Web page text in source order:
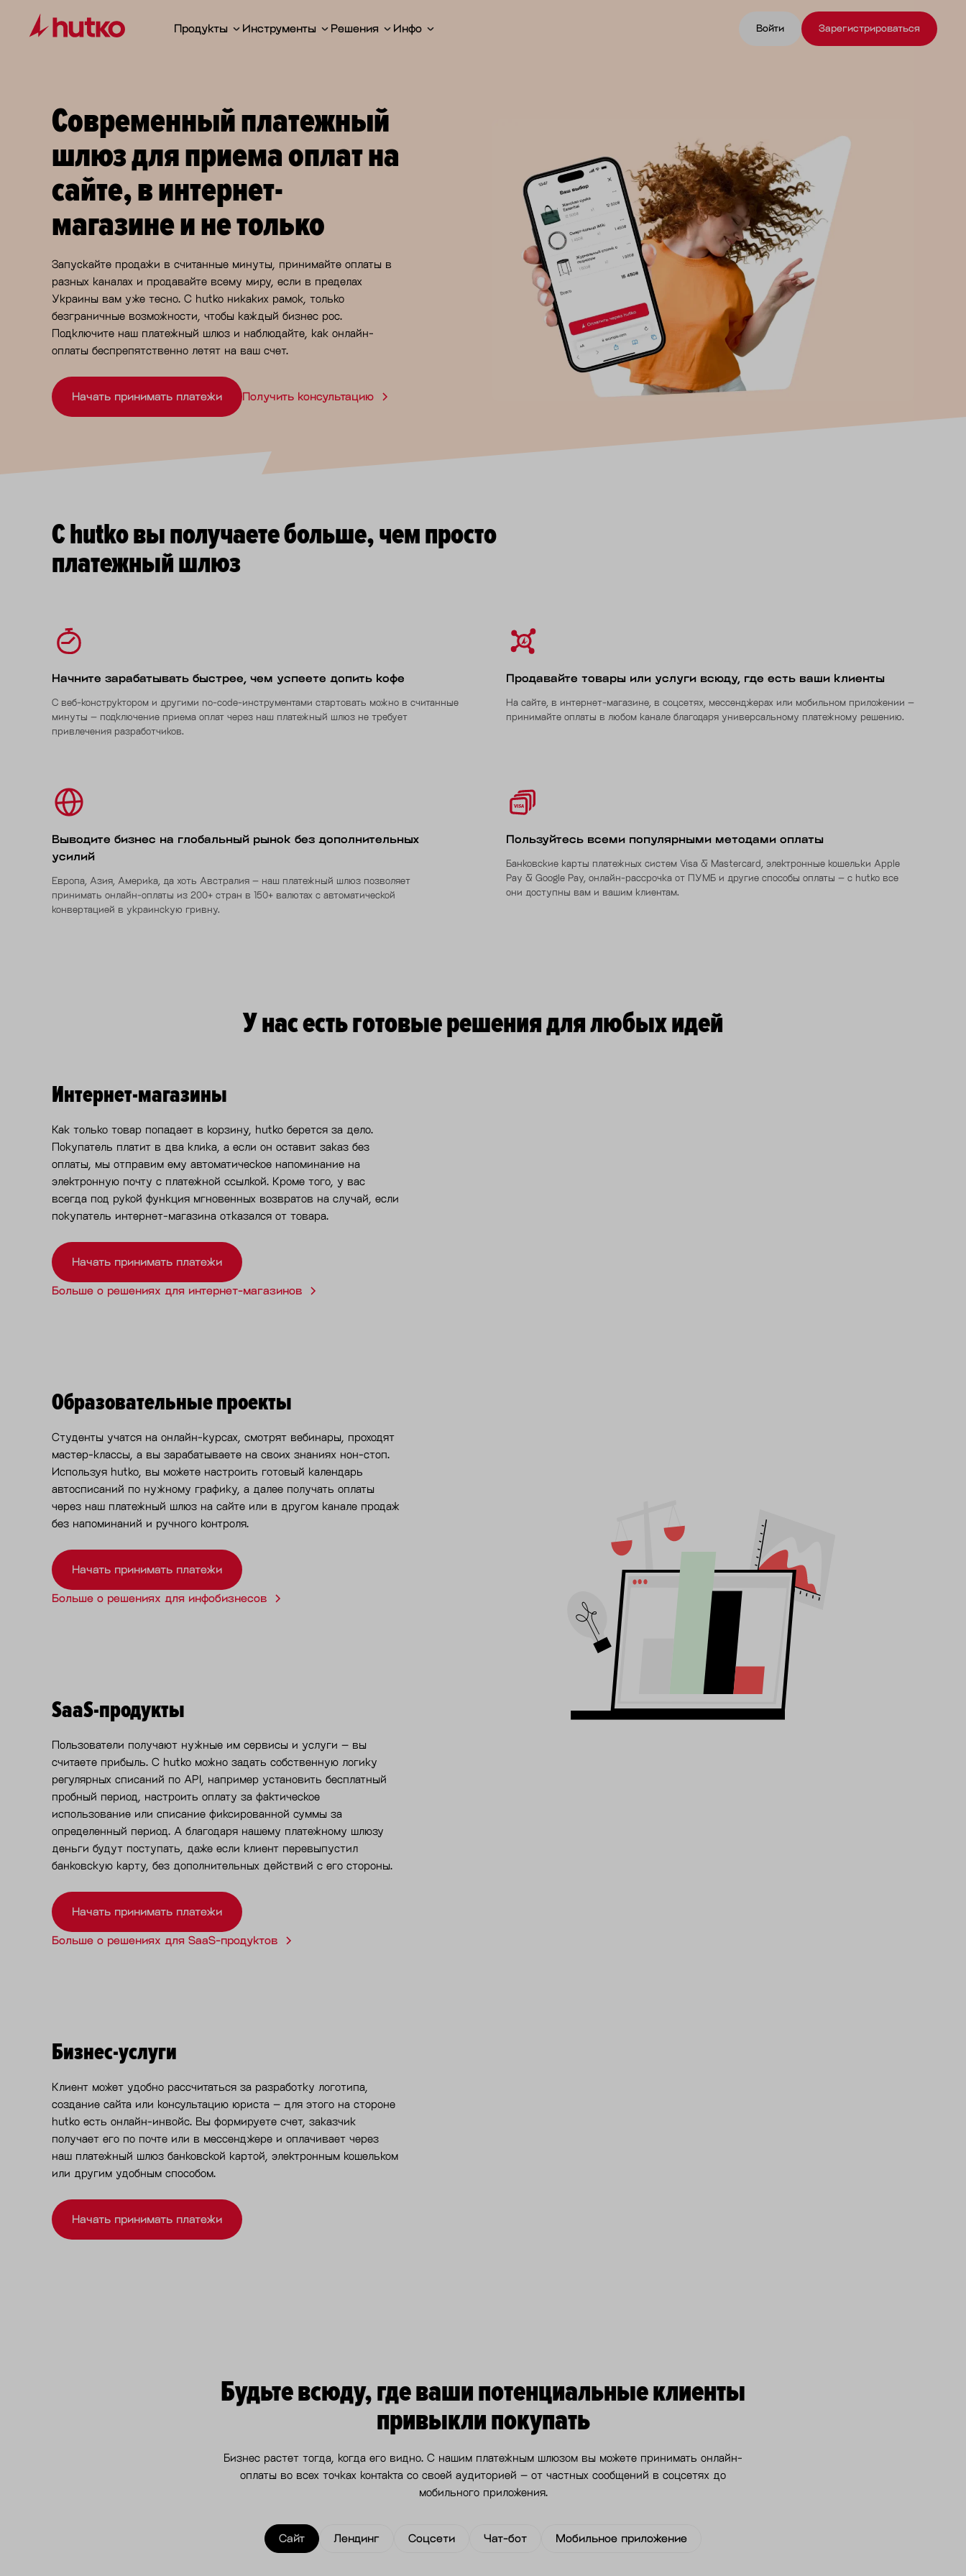
Продукты Инструменты Решения Инфо Войти Зарегистрироваться
Современный платежный
шлюз для приема оплат на
сайте, в интернет-
магазине и не только
Запускайте продажи в считанные минуты, принимайте оплаты в
разных каналах и продавайте всему миру, если в пределах
Украины вам уже тесно. С hutko никаких рамок, только
безграничные возможности, чтобы каждый бизнес рос.
Подключите наш платежный шлюз и наблюдайте, как онлайн-
оплаты беспрепятственно летят на ваш счет.
Начать принимать платежи Получить консультацию
С hutko вы получаете больше, чем просто
платежный шлюз
Начните зарабатывать быстрее, чем успеете допить кофе
С веб-конструктором и другими no-code-инструментами стартовать можно в считанные
минуты – подключение приема оплат через наш платежный шлюз не требует
привлечения разработчиков.
Продавайте товары или услуги всюду, где есть ваши клиенты
На сайте, в интернет-магазине, в соцсетях, мессенджерах или мобильном приложении –
принимайте оплаты в любом канале благодаря универсальному платежному решению.
Выводите бизнес на глобальный рынок без дополнительных
усилий
Европа, Азия, Америка, да хоть Австралия – наш платежный шлюз позволяет
принимать онлайн-оплаты из 200+ стран в 150+ валютах с автоматической
конвертацией в украинскую гривну.
Пользуйтесь всеми популярными методами оплаты
Банковские карты платежных систем Visa & Mastercard, электронные кошельки Apple
Pay & Google Pay, онлайн-рассрочка от ПУМБ и другие способы оплаты – с hutko все
они доступны вам и вашим клиентам.
У нас есть готовые решения для любых идей
Интернет-магазины
Как только товар попадает в корзину, hutko берется за дело.
Покупатель платит в два клика, а если он оставит заказ без
оплаты, мы отправим ему автоматическое напоминание на
электронную почту с платежной ссылкой. Кроме того, у вас
всегда под рукой функция мгновенных возвратов на случай, если
покупатель интернет-магазина отказался от товара.
Начать принимать платежи
Больше о решениях для интернет-магазинов
Образовательные проекты
Студенты учатся на онлайн-курсах, смотрят вебинары, проходят
мастер-классы, а вы зарабатываете на своих знаниях нон-стоп.
Используя hutko, вы можете настроить готовый календарь
автосписаний по нужному графику, а далее получать оплаты
через наш платежный шлюз на сайте или в другом канале продаж
без напоминаний и ручного контроля.
Начать принимать платежи
Больше о решениях для инфобизнесов
SaaS-продукты
Пользователи получают нужные им сервисы и услуги – вы
считаете прибыль. С hutko можно задать собственную логику
регулярных списаний по API, например установить бесплатный
пробный период, настроить оплату за фактическое
использование или списание фиксированной суммы за
определенный период. А благодаря нашему платежному шлюзу
деньги будут поступать, даже если клиент перевыпустил
банковскую карту, без дополнительных действий с его стороны.
Начать принимать платежи
Больше о решениях для SaaS-продуктов
Бизнес-услуги
Клиент может удобно рассчитаться за разработку логотипа,
создание сайта или консультацию юриста – для этого на стороне
hutko есть онлайн-инвойс. Вы формируете счет, заказчик
получает его по почте или в мессенджере и оплачивает через
наш платежный шлюз банковской картой, электронным кошельком
или другим удобным способом.
Начать принимать платежи
Будьте всюду, где ваши потенциальные клиенты
привыкли покупать
Бизнес растет тогда, когда его видно. С нашим платежным шлюзом вы можете принимать онлайн-
оплаты во всех точках контакта со своей аудиторией – от частных сообщений в соцсетях до
мобильного приложения.
Сайт Лендинг Соцсети Чат-бот Мобильное приложение